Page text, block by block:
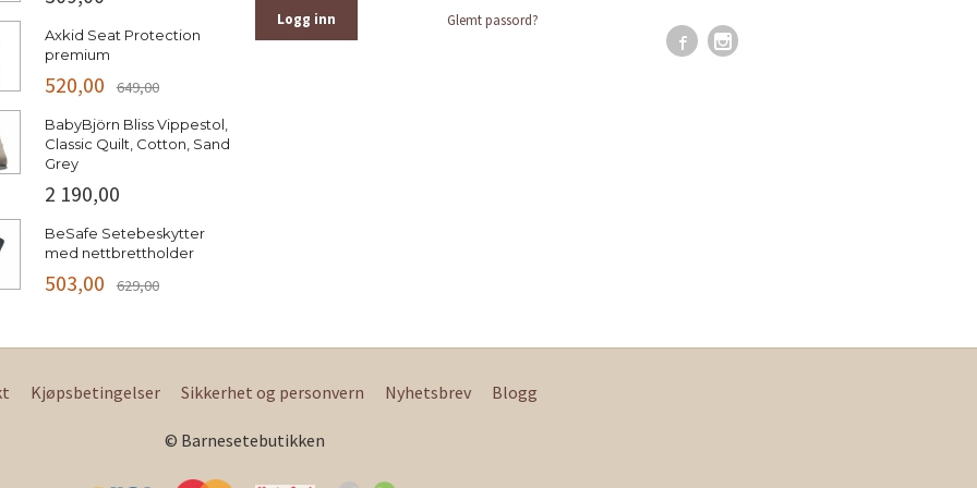
Axkid Seat Protection
premium
520,00 649,00
BabyBjörn Bliss Vippestol,
Classic Quilt, Cotton, Sand
Grey
2 190,00
BeSafe Setebeskytter
med nettbrettholder
503,00 629,00
Glemt passord?
Kjøpsbetingelser Sikkerhet og personvern Nyhetsbrev Blogg
© Barnesetebutikken